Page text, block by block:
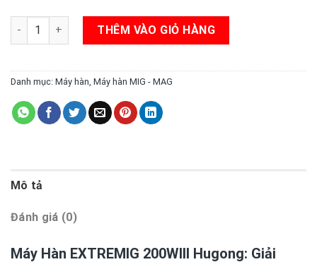
Máy hàn MIG EXTREMIG 200WIII Hugong số lượng
THÊM VÀO GIỎ HÀNG
Danh mục: Máy hàn Máy hàn MIG - MAG
Mô tả
Đánh giá (0)
Máy Hàn EXTREMIG 200WIII Hugong: Giải